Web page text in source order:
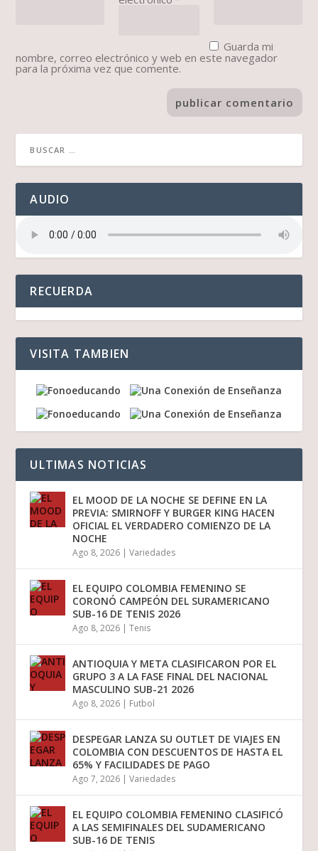
Guarda mi
nombre, correo electrónico y web en este navegador
para la próxima vez que comente.
AUDIO
RECUERDA
VISITA TAMBIEN
ULTIMAS NOTICIAS
EL MOOD DE LA NOCHE SE DEFINE EN LA
PREVIA: SMIRNOFF Y BURGER KING HACEN
OFICIAL EL VERDADERO COMIENZO DE LA
NOCHE
Ago 8, 2026 |Variedades
EL EQUIPO COLOMBIA FEMENINO SE
CORONÓ CAMPEÓN DEL SURAMERICANO
SUB-16 DE TENIS 2026
Ago 8, 2026 |Tenis
ANTIOQUIA Y META CLASIFICARON POR EL
GRUPO 3 A LA FASE FINAL DEL NACIONAL
MASCULINO SUB-21 2026
Ago 8, 2026 | Futbol
DESPEGAR LANZA SU OUTLET DE VIAJES EN
COLOMBIA CON DESCUENTOS DE HASTA EL
65% Y FACILIDADES DE PAGO
Ago 7, 2026 |Variedades
EL EQUIPO COLOMBIA FEMENINO CLASIFICÓ
A LAS SEMIFINALES DEL SUDAMERICANO
SUB-16 DE TENIS